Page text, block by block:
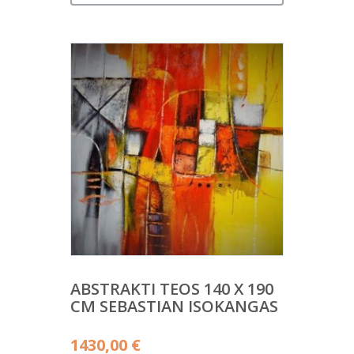
ABSTRAKTI TEOS 140 X 190
CM SEBASTIAN ISOKANGAS
1430,00 €